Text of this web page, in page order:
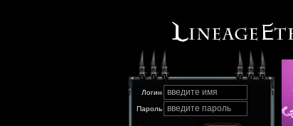
Логин введите имя
Пароль введите пароль